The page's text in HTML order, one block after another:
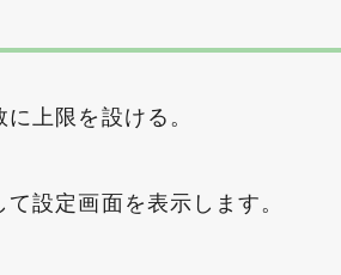
上限を設ける。
設定画面を表示します。